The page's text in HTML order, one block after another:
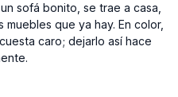
sofá bonito, se trae a casa,
que ya hay. En color,
caro; dejarlo así hace